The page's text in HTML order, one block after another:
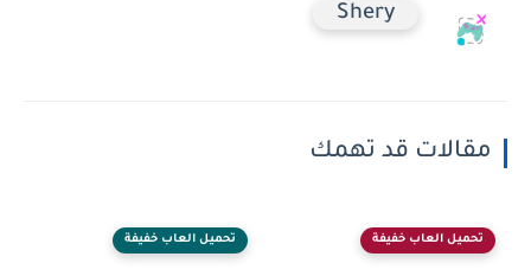
Shery
مقالات قد تهمك
تحميل العاب خفيفة تحميل العاب خفيفة